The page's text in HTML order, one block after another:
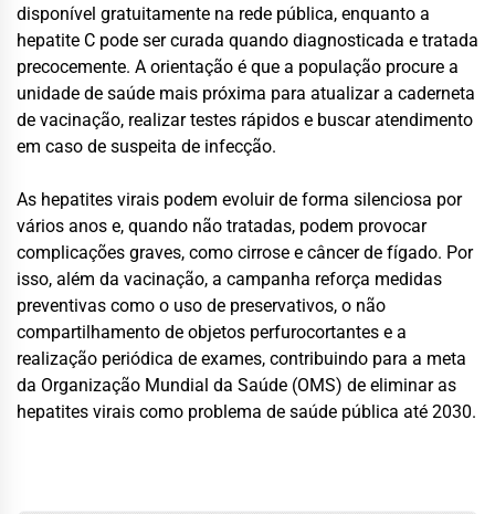
disponível gratuitamente na rede pública, enquanto a
hepatite C pode ser curada quando diagnosticada e tratada
precocemente. A orientação é que a população procure a
unidade de saúde mais próxima para atualizar a caderneta
de vacinação, realizar testes rápidos e buscar atendimento
em caso de suspeita de infecção.
As hepatites virais podem evoluir de forma silenciosa por
vários anos e, quando não tratadas, podem provocar
complicações graves, como cirrose e câncer de fígado. Por
isso, além da vacinação, a campanha reforça medidas
preventivas como o uso de preservativos, o não
compartilhamento de objetos perfurocortantes e a
realização periódica de exames, contribuindo para a meta
da Organização Mundial da Saúde (OMS) de eliminar as
hepatites virais como problema de saúde pública até 2030.